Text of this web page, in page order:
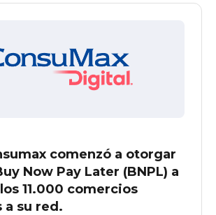
comenzó a otorgar
Now Pay Later (BNPL) a
11.000 comercios
a su red.